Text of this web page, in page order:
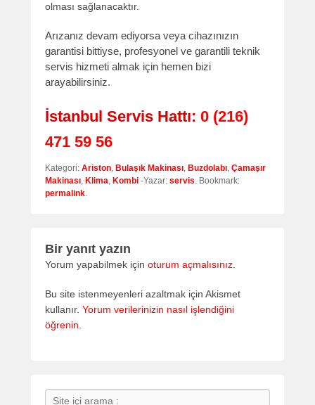
olması sağlanacaktır.
Arızanız devam ediyorsa veya cihazınızın
garantisi bittiyse, profesyonel ve garantili teknik
servis hizmeti almak için hemen bizi
arayabilirsiniz.
İstanbul Servis Hattı: 0 (216)
471 59 56
Kategori: Ariston, Bulaşık Makinası, Buzdolabı, Çamaşır
Makinası, Klima, Kombi -Yazar: servis. Bookmark:
permalink.
Bir yanıt yazın
Yorum yapabilmek için oturum açmalısınız
Bu site istenmeyenleri azaltmak için Akismet
kullanır. Yorum verilerinizin nasıl işlendiğini
öğrenin.
Search